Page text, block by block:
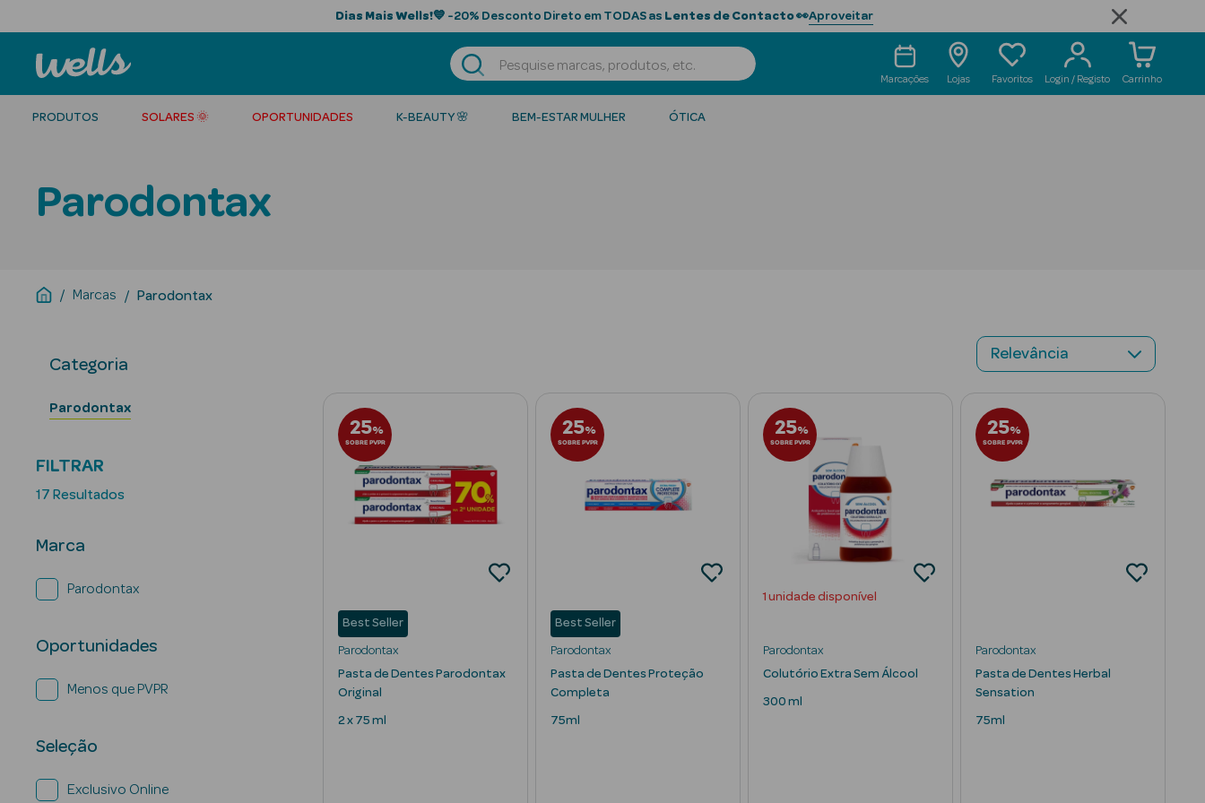
Dias Mais Wells!💙 -20% Desconto Direto em TODAS as Lentes de Contacto👀Aproveitar
Marcações Lojas Favoritos Login / Registo Carrinho
PRODUTOS SOLARES 🌞 OPORTUNIDADES K-BEAUTY 🌸 BEM-ESTAR MULHER ÓTICA
Parodontax
Marcas Parodontax
Categoria
Parodontax
FILTRAR
17 Resultados
Marca
Parodontax
Oportunidades
Menos que PVPR
Seleção
Exclusivo Online
25%
SOBRE PVPR
Best Seller
Parodontax
Pasta de Dentes Parodontax
Original
2 x 75 ml
25%
SOBRE PVPR
Best Seller
Parodontax
Pasta de Dentes Proteção
Completa
75ml
25%
SOBRE PVPR
1 unidade disponível
Parodontax
Colutório Extra Sem Álcool
300 ml
25%
SOBRE PVPR
Parodontax
Pasta de Dentes Herbal
Sensation
75ml